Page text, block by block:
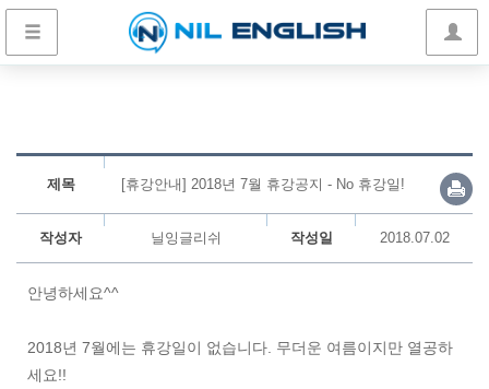
제목 [휴강안내] 2018년 7월 휴강공지 - No 휴강일!
작성자 닐잉글리쉬 작성일 2018.07.02
안녕하세요^^
2018년 7월에는 휴강일이 없습니다. 무더운 여름이지만 열공하
세요!!